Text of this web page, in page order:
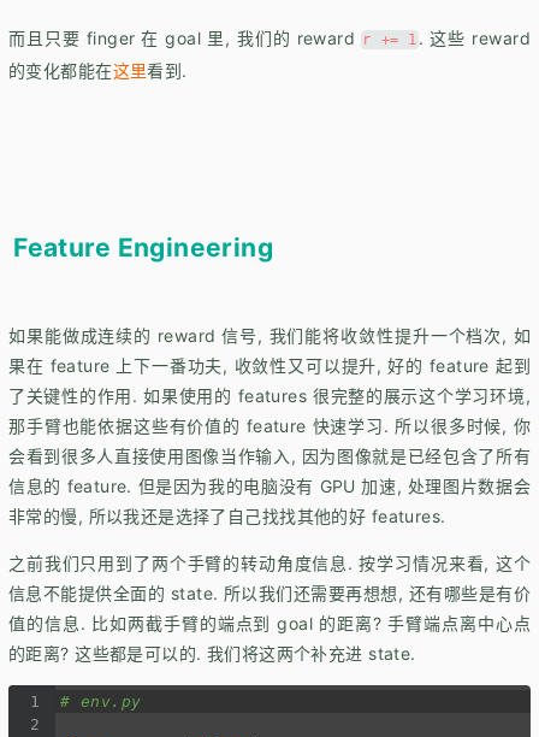
而且只要 finger 在 goal 里, 我们的 reward r += 1 . 这些 reward
的变化都能在这里看到.
Feature Engineering
如果能做成连续的 reward 信号, 我们能将收敛性提升一个档次, 如
果在 feature 上下一番功夫, 收敛性又可以提升, 好的 feature 起到
了关键性的作用. 如果使用的 features 很完整的展示这个学习环境,
那手臂也能依据这些有价值的 feature 快速学习. 所以很多时候, 你
会看到很多人直接使用图像当作输入, 因为图像就是已经包含了所有
信息的 feature. 但是因为我的电脑没有 GPU 加速, 处理图片数据会
非常的慢, 所以我还是选择了自己找找其他的好 features.
之前我们只用到了两个手臂的转动角度信息. 按学习情况来看, 这个
信息不能提供全面的 state. 所以我们还需要再想想, 还有哪些是有价
值的信息. 比如两截手臂的端点到 goal 的距离? 手臂端点离中心点
的距离? 这些都是可以的. 我们将这两个补充进 state.
1
# env.py
2